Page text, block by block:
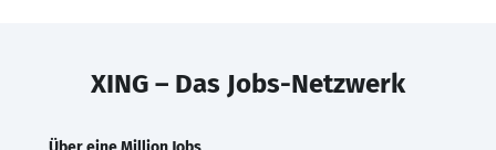
XING – Das Jobs-Netzwerk